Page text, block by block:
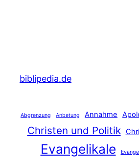
biblipedia.de
Abgrenzung Anbetung Annahme
Christen und Politik
Evangelikale